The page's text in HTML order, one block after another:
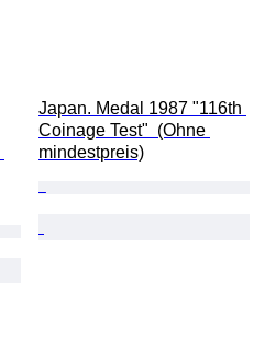
Japan. Medal 1987 "116th
Coinage Test"  (Ohne
mindestpreis)